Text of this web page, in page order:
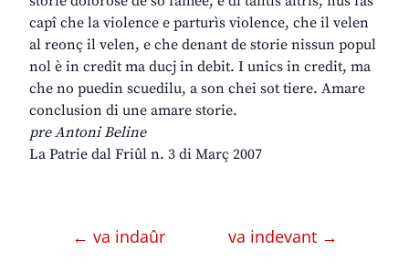
capî che la violence e parturìs violence, che il velen
al reonç il velen, e che denant de storie nissun popul
nol è in credit ma ducj in debit. I unics in credit, ma
che no puedin scuedilu, a son chei sot tiere. Amare
conclusion di une amare storie.
pre Antoni Beline
La Patrie dal Friûl n. 3 di Març 2007
← va indaûr va indevant →